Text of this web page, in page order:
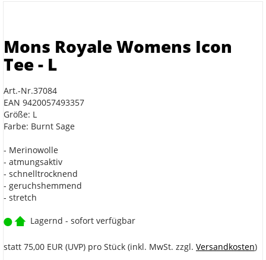
Mons Royale Womens Icon
Tee - L
Art.-Nr.37084
EAN 9420057493357
Größe: L
Farbe: Burnt Sage
- Merinowolle
- atmungsaktiv
- schnelltrocknend
- geruchshemmend
- stretch
Lagernd - sofort verfügbar
statt 75,00 EUR (UVP) pro Stück (inkl. MwSt. zzgl. Versandkosten)